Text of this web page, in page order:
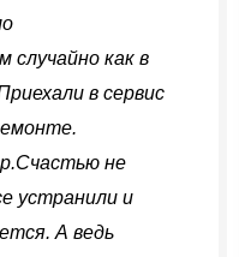
случайно как в
в сервис
не
устранили и
А ведь